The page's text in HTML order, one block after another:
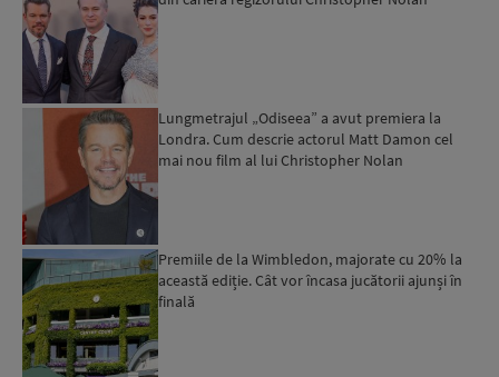
Lungmetrajul „Odiseea” a avut premiera la
Londra. Cum descrie actorul Matt Damon cel
mai nou film al lui Christopher Nolan
Premiile de la Wimbledon, majorate cu 20% la
această ediție. Cât vor încasa jucătorii ajunși în
finală